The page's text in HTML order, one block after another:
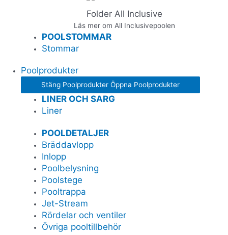
Folder All Inclusive
Läs mer om All Inclusivepoolen
POOLSTOMMAR
Stommar
Poolprodukter
Stäng Poolprodukter Öppna Poolprodukter
LINER OCH SARG
Liner
POOLDETALJER
Bräddavlopp
Inlopp
Poolbelysning
Poolstege
Pooltrappa
Jet-Stream
Rördelar och ventiler
Övriga pooltillbehör